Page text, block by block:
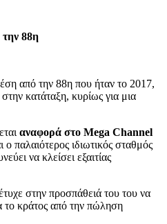
88η
από την 88η που ήταν το 2017,
κατάταξη, κυρίως για μια
αναφορά στο Mega Channel
ο παλαιότερος ιδιωτικός σταθμός
να κλείσει εξαιτίας
στην προσπάθειά του του να
το κράτος από την πώληση